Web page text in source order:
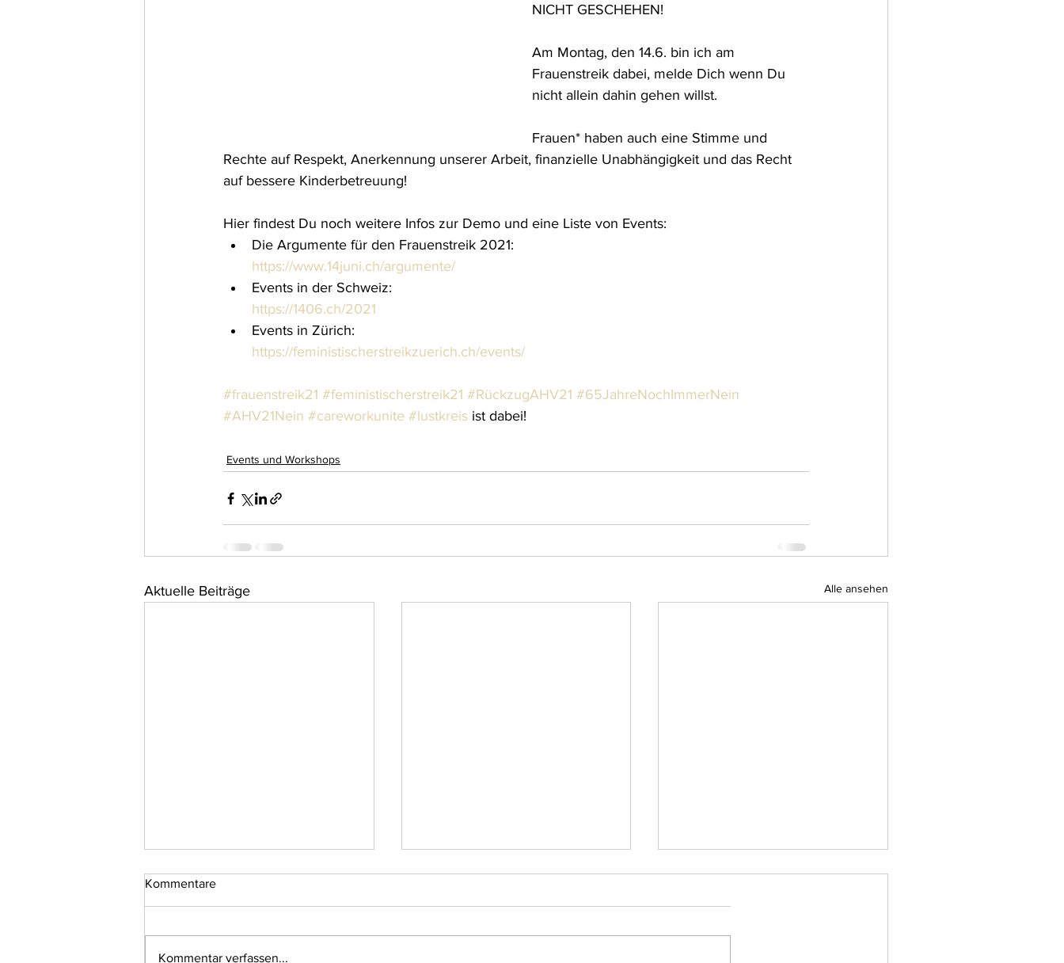
NICHT GESCHEHEN!
Am Montag, den 14.6. bin ich am
Frauenstreik dabei, melde Dich wenn Du
nicht allein dahin gehen willst.
Frauen* haben auch eine Stimme und
Rechte auf Respekt, Anerkennung unserer Arbeit, finanzielle Unabhängigkeit und das Recht
auf bessere Kinderbetreuung!
Hier findest Du noch weitere Infos zur Demo und eine Liste von Events:
Die Argumente für den Frauenstreik 2021:
https://www.14juni.ch/argumente/
Events in der Schweiz:
https://1406.ch/2021
Events in Zürich:
https://feministischerstreikzuerich.ch/events/
#frauenstreik21 #feministischerstreik21 #RückzugAHV21 #65JahreNochImmerNein
#AHV21Nein #careworkunite #lustkreis ist dabei!
Events und Workshops
Aktuelle Beiträge Alle ansehen
Kommentare
Kommentar verfassen...